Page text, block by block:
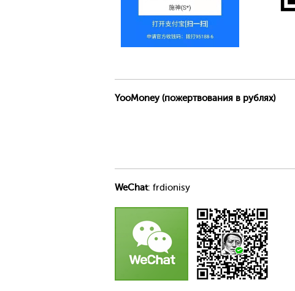
YooMoney (пожертвования в рублях)
WeChat: frdionisy